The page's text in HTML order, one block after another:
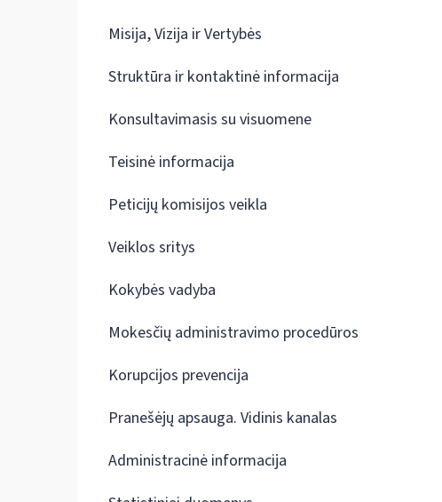
Misija, Vizija ir Vertybės
Struktūra ir kontaktinė informacija
Konsultavimasis su visuomene
Teisinė informacija
Peticijų komisijos veikla
Veiklos sritys
Kokybės vadyba
Mokesčių administravimo procedūros
Korupcijos prevencija
Pranešėjų apsauga. Vidinis kanalas
Administracinė informacija